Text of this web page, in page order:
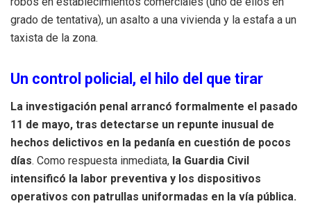
grado de tentativa), un asalto a una vivienda y la estafa a un
taxista de la zona.
Un control policial, el hilo del que tirar
La investigación penal arrancó formalmente el pasado
11 de mayo, tras detectarse un repunte inusual de
hechos delictivos en la pedanía en cuestión de pocos
días. Como respuesta inmediata, la Guardia Civil
intensificó la labor preventiva y los dispositivos
operativos con patrullas uniformadas en la vía pública.